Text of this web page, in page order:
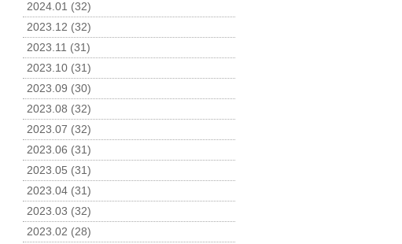
2024.01 (32)
2023.12 (32)
2023.11 (31)
2023.10 (31)
2023.09 (30)
2023.08 (32)
2023.07 (32)
2023.06 (31)
2023.05 (31)
2023.04 (31)
2023.03 (32)
2023.02 (28)